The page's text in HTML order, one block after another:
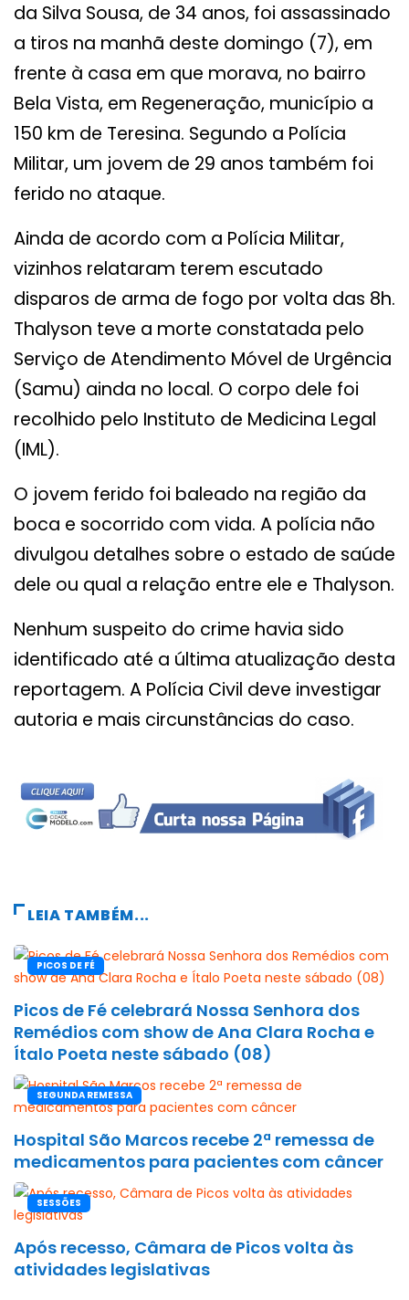
da Silva Sousa, de 34 anos, foi assassinado
a tiros na manhã deste domingo (7), em
frente à casa em que morava, no bairro
Bela Vista, em Regeneração, município a
150 km de Teresina. Segundo a Polícia
Militar, um jovem de 29 anos também foi
ferido no ataque.
Ainda de acordo com a Polícia Militar,
vizinhos relataram terem escutado
disparos de arma de fogo por volta das 8h.
Thalyson teve a morte constatada pelo
Serviço de Atendimento Móvel de Urgência
(Samu) ainda no local. O corpo dele foi
recolhido pelo Instituto de Medicina Legal
(IML).
O jovem ferido foi baleado na região da
boca e socorrido com vida. A polícia não
divulgou detalhes sobre o estado de saúde
dele ou qual a relação entre ele e Thalyson.
Nenhum suspeito do crime havia sido
identificado até a última atualização desta
reportagem. A Polícia Civil deve investigar
autoria e mais circunstâncias do caso.
LEIA TAMBÉM...
PICOS DE FÉ
Picos de Fé celebrará Nossa Senhora dos
Remédios com show de Ana Clara Rocha e
Ítalo Poeta neste sábado (08)
SEGUNDA REMESSA
Hospital São Marcos recebe 2ª remessa de
medicamentos para pacientes com câncer
SESSÕES
Após recesso, Câmara de Picos volta às
atividades legislativas